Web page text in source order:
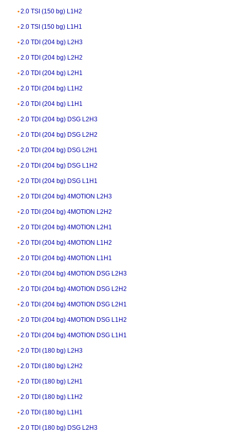
2.0 TSI (150 bg) L1H2
2.0 TSI (150 bg) L1H1
2.0 TDI (204 bg) L2H3
2.0 TDI (204 bg) L2H2
2.0 TDI (204 bg) L2H1
2.0 TDI (204 bg) L1H2
2.0 TDI (204 bg) L1H1
2.0 TDI (204 bg) DSG L2H3
2.0 TDI (204 bg) DSG L2H2
2.0 TDI (204 bg) DSG L2H1
2.0 TDI (204 bg) DSG L1H2
2.0 TDI (204 bg) DSG L1H1
2.0 TDI (204 bg) 4MOTION L2H3
2.0 TDI (204 bg) 4MOTION L2H2
2.0 TDI (204 bg) 4MOTION L2H1
2.0 TDI (204 bg) 4MOTION L1H2
2.0 TDI (204 bg) 4MOTION L1H1
2.0 TDI (204 bg) 4MOTION DSG L2H3
2.0 TDI (204 bg) 4MOTION DSG L2H2
2.0 TDI (204 bg) 4MOTION DSG L2H1
2.0 TDI (204 bg) 4MOTION DSG L1H2
2.0 TDI (204 bg) 4MOTION DSG L1H1
2.0 TDI (180 bg) L2H3
2.0 TDI (180 bg) L2H2
2.0 TDI (180 bg) L2H1
2.0 TDI (180 bg) L1H2
2.0 TDI (180 bg) L1H1
2.0 TDI (180 bg) DSG L2H3